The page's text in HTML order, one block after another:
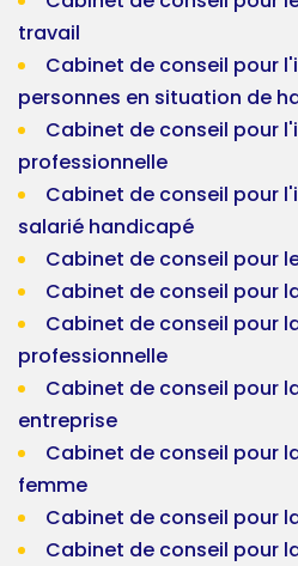
travail
Cabinet de conseil pour
personnes en situation de
Cabinet de conseil pour
professionnelle
Cabinet de conseil pour
salarié handicapé
Cabinet de conseil pour
Cabinet de conseil pour
Cabinet de conseil pour
professionnelle
Cabinet de conseil pour
entreprise
Cabinet de conseil pour
femme
Cabinet de conseil pour
Cabinet de conseil pour